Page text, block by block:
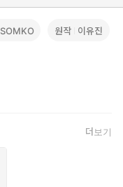
SOMKO 원작 이유진
더보기